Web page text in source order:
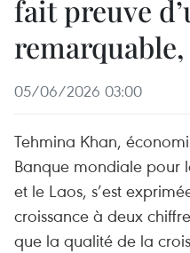
fait preuve
05/06/2026 03:00
Tehmina Khan,
Banque mondiale pour
et le Laos, s’est
croissance à deux
que la qualité de la